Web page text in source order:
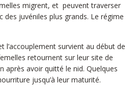
migrent, et peuvent traverser
des juvéniles plus grands. Le régime
survient au début de
retournent sur leur site de
après avoir quitté le nid. Quelques
jusqu’à leur maturité.